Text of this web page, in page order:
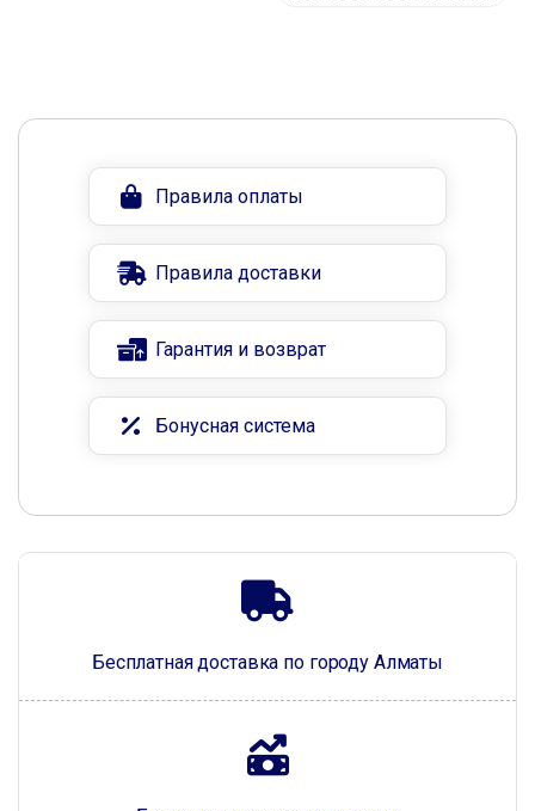
Бесплатная доставка по городу Алматы
Правила оплаты
Правила доставки
Гарантия и возврат
Бонусная система